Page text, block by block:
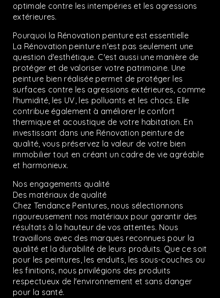
optimale contre les intempéries et les agressions
extérieures.
Pourquoi la Rénovation peinture est essentielle
La Rénovation peinture n'est pas seulement une
question d'esthétique. C'est aussi une manière de
protéger et de valoriser votre patrimoine. Une
peinture bien réalisée permet de protéger les
surfaces contre les agressions extérieures, comme
l'humidité, les UV, les polluants et les chocs. Elle
contribue également à améliorer le confort
thermique et acoustique de votre habitation. En
investissant dans une Rénovation peinture de
qualité, vous préservez la valeur de votre bien
immobilier tout en créant un cadre de vie agréable
et harmonieux.
Nos engagements qualité
Des matériaux de qualité
Chez Tendance Peintures, nous sélectionnons
rigoureusement nos matériaux pour garantir des
résultats à la hauteur de vos attentes. Nous
travaillons avec des marques reconnues pour la
qualité et la durabilité de leurs produits. Que ce soit
pour les peintures, les enduits, les sous-couches ou
les finitions, nous privilégions des produits
respectueux de l'environnement et sans danger
pour la santé.